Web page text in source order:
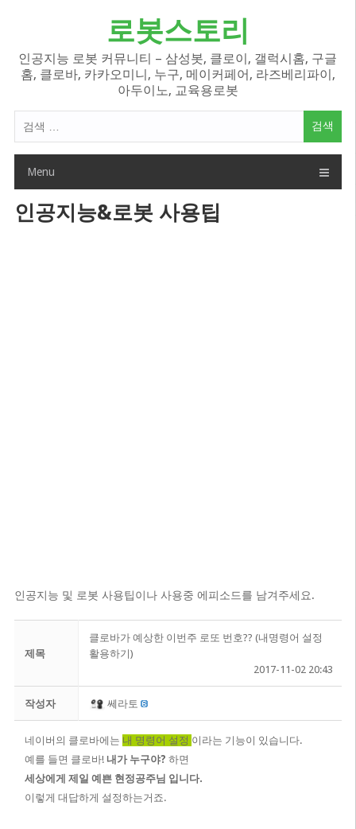
로봇스토리
인공지능 로봇 커뮤니티 – 삼성봇, 클로이, 갤럭시홈, 구글
홈, 클로바, 카카오미니, 누구, 메이커페어, 라즈베리파이,
아두이노, 교육용로봇
색
Menu
인공지능&로봇 사용팁
인공지능 및 로봇 사용팁이나 사용중 에피소드를 남겨주세요.
제목
클로바가 예상한 이번주 로또 번호?? (내명령어 설정
활용하기)
2017-11-02 20:43
작성자 쎄라토
네이버의 클로바에는 내 명령어 설정 이라는 기능이 있습니다.
예를 들면 클로바! 내가 누구야? 하면
세상에게 제일 예쁜 현정공주님 입니다.
이렇게 대답하게 설정하는거죠.